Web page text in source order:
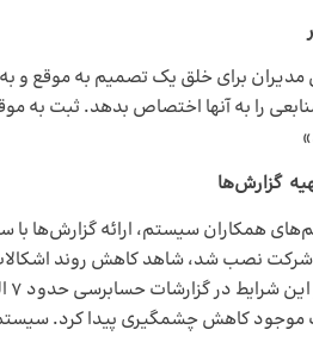
مدیران برای خلق یک تصمیم به موقع و
منابعی را به آنها اختصاص بدهد. ثبت به
گزارش‌ها
موجود کاهش چشمگیری پیدا کرد.